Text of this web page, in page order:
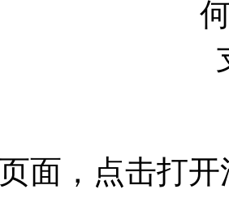
面，点击打